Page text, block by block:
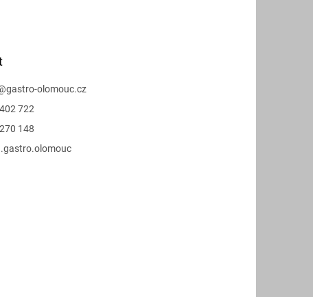
gastro-olomouc.cz
722
148